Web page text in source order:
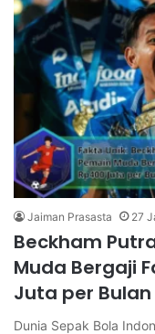
Jaiman Prasasta 27
Beckham
Muda Bergaji
Juta per Bulan
Dunia Sepak Bola